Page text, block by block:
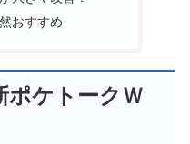
おすすめ
ポケトークＷ